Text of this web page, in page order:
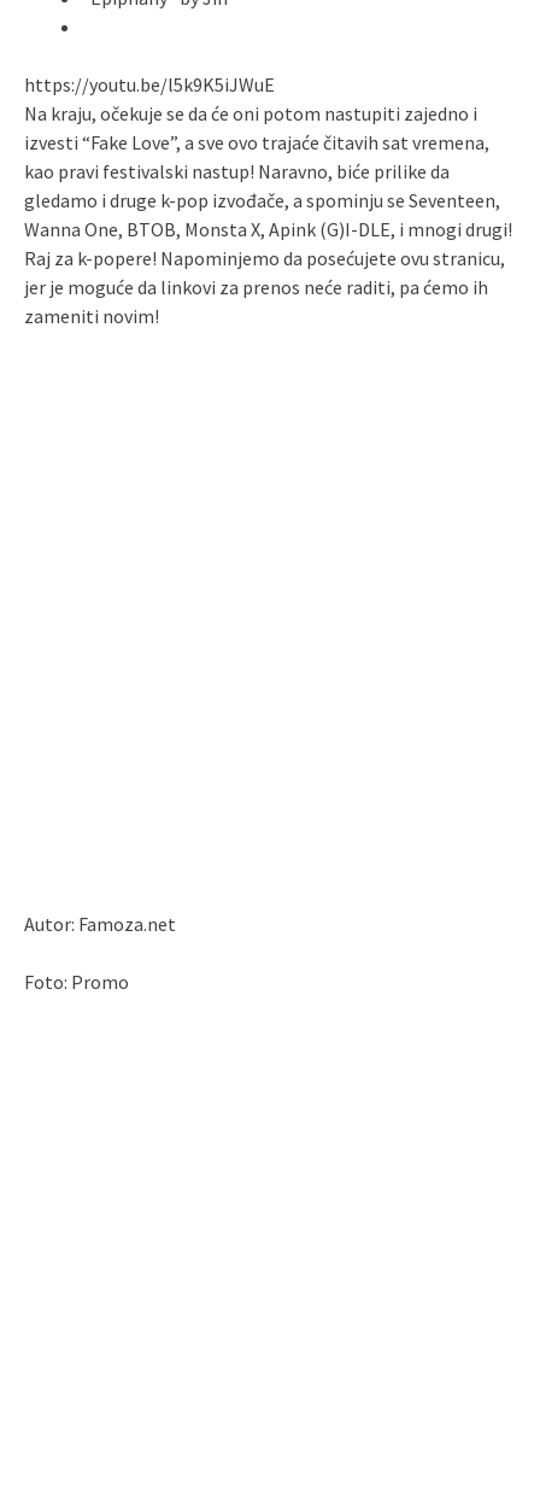
https://youtu.be/l5k9K5iJWuE
Na kraju, očekuje se da će oni potom nastupiti zajedno i
izvesti “Fake Love”, a sve ovo trajaće čitavih sat vremena,
kao pravi festivalski nastup! Naravno, biće prilike da
gledamo i druge k-pop izvođače, a spominju se Seventeen,
Wanna One, BTOB, Monsta X, Apink (G)I-DLE, i mnogi drugi!
Raj za k-popere! Napominjemo da posećujete ovu stranicu,
jer je moguće da linkovi za prenos neće raditi, pa ćemo ih
zameniti novim!
Autor: Famoza.net
Foto: Promo